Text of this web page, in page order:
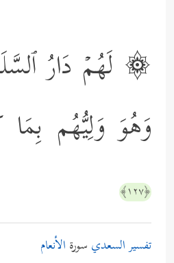
۞ لَهُمۡ دَارُ
وَهُوَ وَلِیُّهُم بِمَا
﴿١٢٧﴾
تفسير السعدي سورة الأنعام